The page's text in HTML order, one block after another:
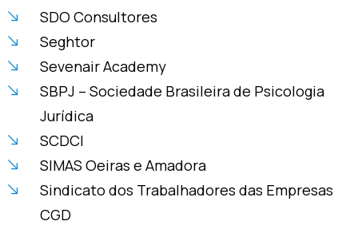
SDO Consultores
Seghtor
Sevenair Academy
SBPJ – Sociedade Brasileira de Psicologia
Jurídica
SCDCI
SIMAS Oeiras e Amadora
Sindicato dos Trabalhadores das Empresas
CGD